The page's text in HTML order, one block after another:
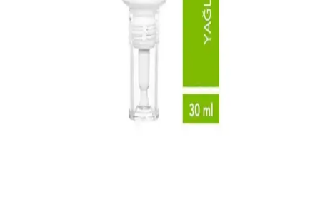
Allerjik Ciltler İçin Bepanthol Krem: Cilt Bariyerini
Güçlendiren ve Rahatlatıcı Etkiler
Bepanthol krem, panthenol içeriğiyle allerjik ciltlerde tahrişi
Dr.C.Tuna Çay Ağacı Yağlı Sos Serumu: Çok Yönlü
Doğal Cilt ve Saç Bakım Ürünü